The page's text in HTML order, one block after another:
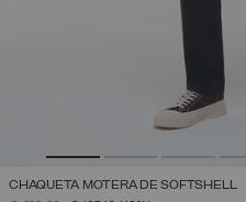
CHAQUETA MOTERA DE SOFTSHELL